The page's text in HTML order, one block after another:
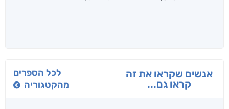
אנשים שקראו את זה
קראו גם...
לכל הספרים
מהקטגוריה